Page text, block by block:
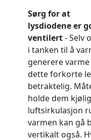
Sørg for at
lysdiodene er
ventilert- Selv
i tanken til å
generere
dette forkorte
betraktelig.
holde dem
luftsirkulasjon
varmen kan gå
vertikalt også.